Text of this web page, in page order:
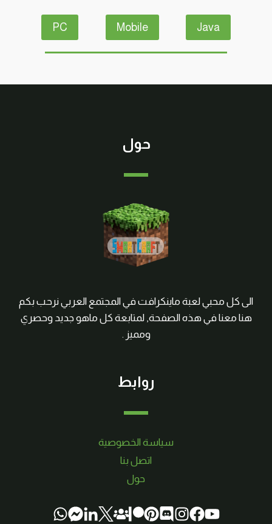
Java
Mobile
PC
حول
الى كل محبي لعبة ماينكرافت في المجتمع العربي نرحب بكم
هنا معنا في هذه الصفحة, لمتابعة كل ماهو جديد وحصري
ومميز .
روابط
سياسة الخصوصية
اتصل بنا
حول